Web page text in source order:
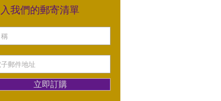
我們的郵寄清單
立即訂購